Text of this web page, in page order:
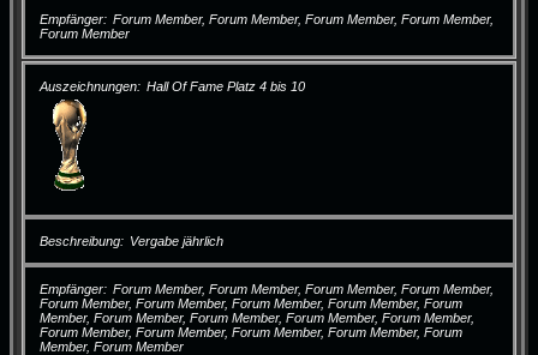
Empfänger
Forum Member, Forum Member, Forum Member, Forum Member,
Forum Member
Auszeichnungen Hall Of Fame Platz 4 bis 10
Beschreibung Vergabe jährlich
Empfänger
Forum Member, Forum Member, Forum Member, Forum Member,
Forum Member, Forum Member, Forum Member, Forum Member, Forum
Member, Forum Member, Forum Member, Forum Member, Forum Member,
Forum Member, Forum Member, Forum Member, Forum Member, Forum
Member, Forum Member